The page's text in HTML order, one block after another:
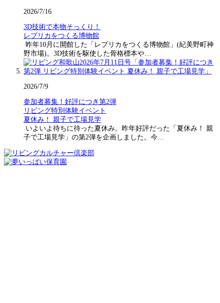
2026/7/16
3D技術で本物そっくり！
レプリカをつくる博物館
昨年10月に開館した「レプリカをつくる博物館」(紀美野町神
野市場)。3D技術を駆使した骨格標本や…
2026/7/9
参加者募集！好評につき第2弾
リビング特別体験イベント
夏休み！ 親子で工場見学
いよいよ待ちに待った夏休み。昨年好評だった「夏休み！ 親
子で工場見学」の第2弾を企画しました。今…